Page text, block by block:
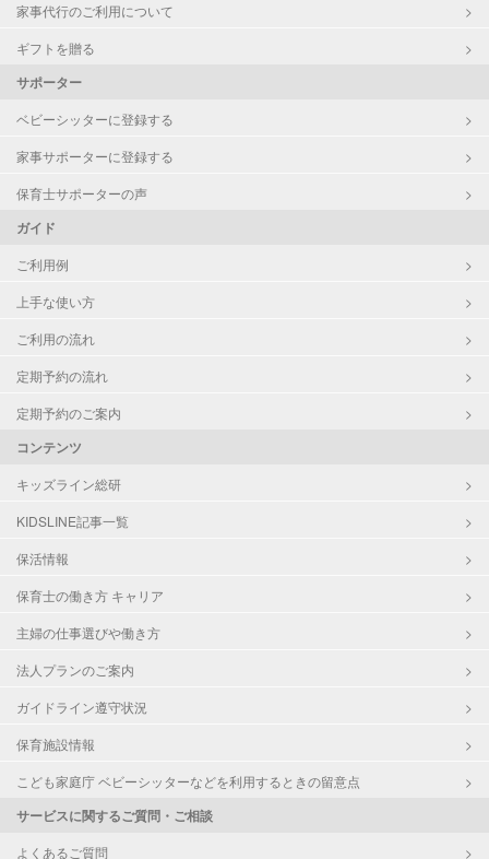
家事代行のご利用について
ギフトを贈る
サポーター
ベビーシッターに登録する
家事サポーターに登録する
保育士サポーターの声
ガイド
ご利用例
上手な使い方
ご利用の流れ
定期予約の流れ
定期予約のご案内
コンテンツ
キッズライン総研
KIDSLINE記事一覧
保活情報
保育士の働き方 キャリア
主婦の仕事選びや働き方
法人プランのご案内
ガイドライン遵守状況
保育施設情報
こども家庭庁 ベビーシッターなどを利用するときの留意点
サービスに関するご質問・ご相談
よくあるご質問